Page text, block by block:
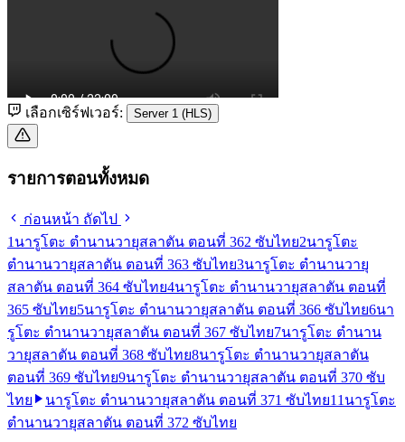
เลือกเซิร์ฟเวอร์: Server 1 (HLS)
รายการตอนทั้งหมด
ก่อนหน้า ถัดไป
1 นารูโตะ ตำนานวายุสลาตัน ตอนที่ 362 ซับไทย2นารูโตะ
ตำนานวายุสลาตัน ตอนที่ 363 ซับไทย3นารูโตะ ตำนานวายุ
สลาตัน ตอนที่ 364 ซับไทย4นารูโตะ ตำนานวายุสลาตัน ตอนที่
365 ซับไทย5นารูโตะ ตำนานวายุสลาตัน ตอนที่ 366 ซับไทย6นา
รูโตะ ตำนานวายุสลาตัน ตอนที่ 367 ซับไทย7นารูโตะ ตำนาน
วายุสลาตัน ตอนที่ 368 ซับไทย8นารูโตะ ตำนานวายุสลาตัน
ตอนที่ 369 ซับไทย9นารูโตะ ตำนานวายุสลาตัน ตอนที่ 370 ซับ
ไทย
นารูโตะ ตำนานวายุสลาตัน ตอนที่ 371 ซับไทย11 นารูโตะ
ตำนานวายุสลาตัน ตอนที่ 372 ซับไทย